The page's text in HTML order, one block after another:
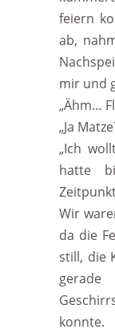
feiern
ab,
mir und
„Ähm…
„Ja
„Ich
hatte
Wir
da die
still, die
konnte.